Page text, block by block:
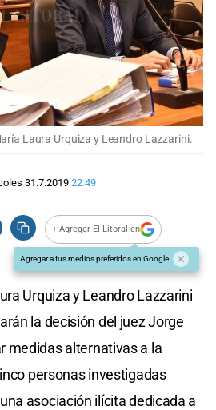
Laura Urquiza y Leandro Lazzarini.
31.7.201922:49
+ Agregar El Litoral en
Agregar a tus medios preferidos en Google
Urquiza y Leandro Lazzarini
la decisión del juez Jorge
medidas alternativas a la
personas investigadas
asociación ilícita dedicada a